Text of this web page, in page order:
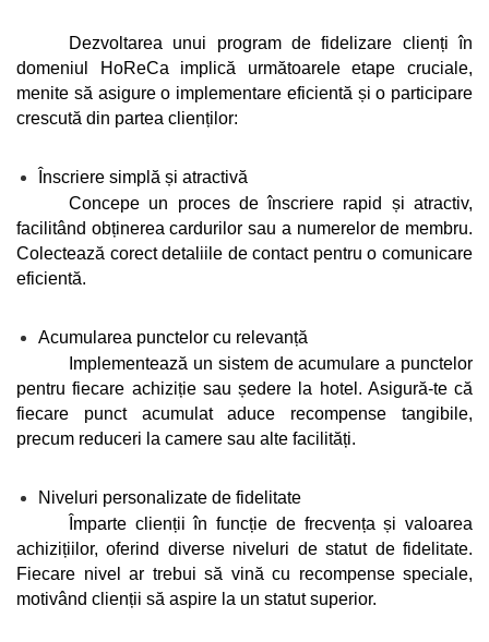
Dezvoltarea unui program de fidelizare clienți în
domeniul HoReCa implică următoarele etape cruciale,
menite să asigure o implementare eficientă și o participare
crescută din partea clienților:
Înscriere simplă și atractivă
Concepe un proces de înscriere rapid și atractiv,
facilitând obținerea cardurilor sau a numerelor de membru.
Colectează corect detaliile de contact pentru o comunicare
eficientă.
Acumularea punctelor cu relevanță
Implementează un sistem de acumulare a punctelor
pentru fiecare achiziție sau ședere la hotel. Asigură-te că
fiecare punct acumulat aduce recompense tangibile,
precum reduceri la camere sau alte facilități.
Niveluri personalizate de fidelitate
Împarte clienții în funcție de frecvența și valoarea
achizițiilor, oferind diverse niveluri de statut de fidelitate.
Fiecare nivel ar trebui să vină cu recompense speciale,
motivând clienții să aspire la un statut superior.